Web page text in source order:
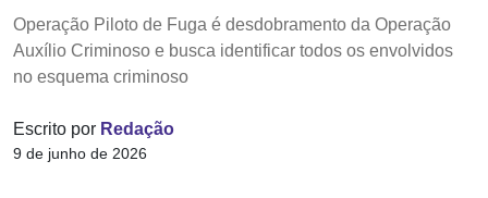
Operação Piloto de Fuga é desdobramento da Operação
Auxílio Criminoso e busca identificar todos os envolvidos
no esquema criminoso
Escrito por Redação
9 de junho de 2026